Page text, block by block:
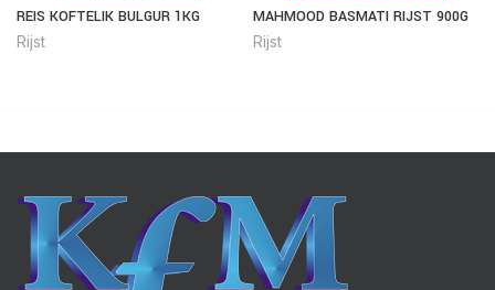
REIS KOFTELIK BULGUR 1KG
Rijst
MAHMOOD BASMATI RIJST 900G
Rijst